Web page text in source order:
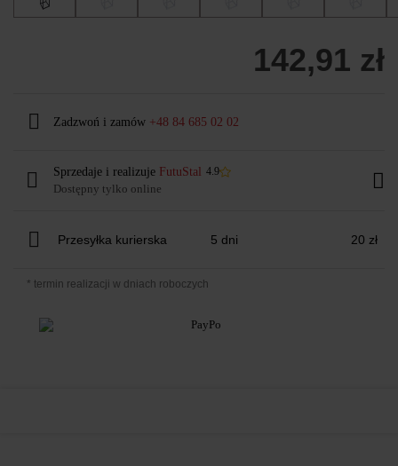
142,91 zł
Zadzwoń i zamów +48 84 685 02 02
Sprzedaje i realizuje FutuStal 4.9
Dostępny tylko online
Przesyłka kurierska 5 dni 20 zł
* termin realizacji w dniach roboczych